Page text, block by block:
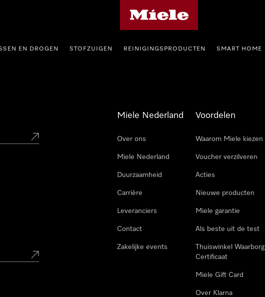
EN DROGEN STOFZUIGEN REINIGINGSPRODUCTEN SMART HOME
Miele Nederland
Over ons
Miele Nederland
Duurzaamheid
Carrière
Leveranciers
Contact
Zakelijke events
Voordelen
Waarom Miele kiezen
Voucher verzilveren
Acties
Nieuwe producten
Miele garantie
Als beste uit de test
Thuiswinkel Waarborg
Certificaat
Miele Gift Card
Over Klarna